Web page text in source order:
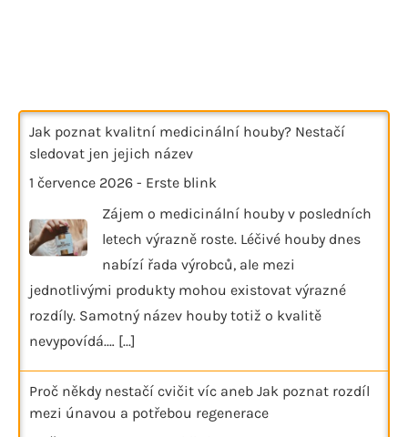
Jak poznat kvalitní medicinální houby? Nestačí
sledovat jen jejich název
1 července 2026 - Erste blink
Zájem o medicinální houby v posledních
letech výrazně roste. Léčivé houby dnes
nabízí řada výrobců, ale mezi
jednotlivými produkty mohou existovat výrazné
rozdíly. Samotný název houby totiž o kvalitě
nevypovídá.… [...]
Proč někdy nestačí cvičit víc aneb Jak poznat rozdíl
mezi únavou a potřebou regenerace